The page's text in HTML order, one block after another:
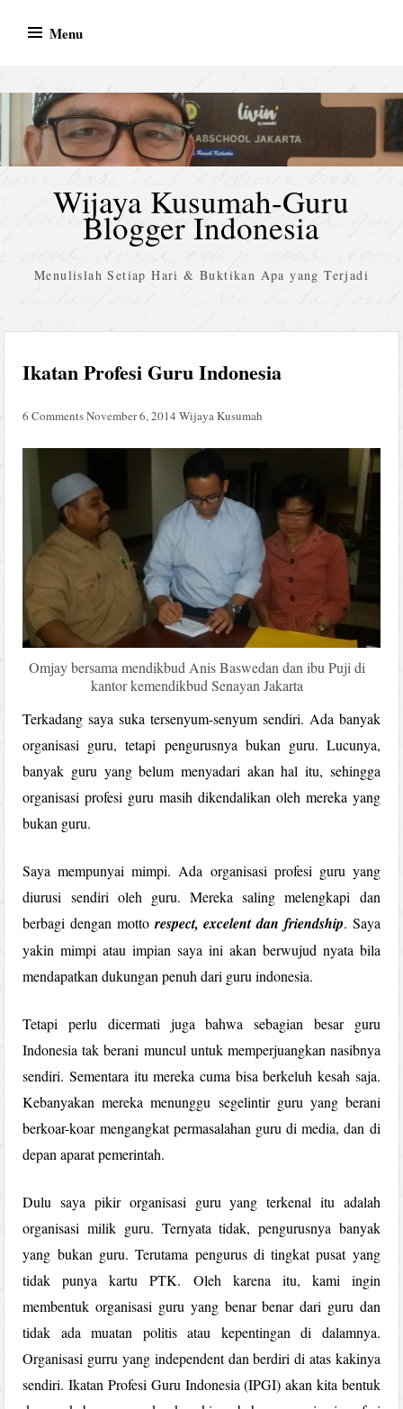
Menu
Wijaya Kusumah-Guru
Blogger Indonesia
Menulislah Setiap Hari & Buktikan Apa yang Terjadi
Ikatan Profesi Guru Indonesia
6 CommentsNovember 6, 2014 Wijaya Kusumah
Omjay bersama mendikbud Anis Baswedan dan ibu Puji di
kantor kemendikbud Senayan Jakarta
Terkadang saya suka tersenyum-senyum sendiri. Ada banyak
organisasi guru, tetapi pengurusnya bukan guru. Lucunya,
banyak guru yang belum menyadari akan hal itu, sehingga
organisasi profesi guru masih dikendalikan oleh mereka yang
bukan guru.
Saya mempunyai mimpi. Ada organisasi profesi guru yang
diurusi sendiri oleh guru. Mereka saling melengkapi dan
berbagi dengan motto respect, excelent dan friendship. Saya
yakin mimpi atau impian saya ini akan berwujud nyata bila
mendapatkan dukungan penuh dari guru indonesia.
Tetapi perlu dicermati juga bahwa sebagian besar guru
Indonesia tak berani muncul untuk memperjuangkan nasibnya
sendiri. Sementara itu mereka cuma bisa berkeluh kesah saja.
Kebanyakan mereka menunggu segelintir guru yang berani
berkoar-koar mengangkat permasalahan guru di media, dan di
depan aparat pemerintah.
Dulu saya pikir organisasi guru yang terkenal itu adalah
organisasi milik guru. Ternyata tidak, pengurusnya banyak
yang bukan guru. Terutama pengurus di tingkat pusat yang
tidak punya kartu PTK. Oleh karena itu, kami ingin
membentuk organisasi guru yang benar benar dari guru dan
tidak ada muatan politis atau kepentingan di dalamnya.
Organisasi gurru yang independent dan berdiri di atas kakinya
sendiri. Ikatan Profesi Guru Indonesia (IPGI) akan kita bentuk